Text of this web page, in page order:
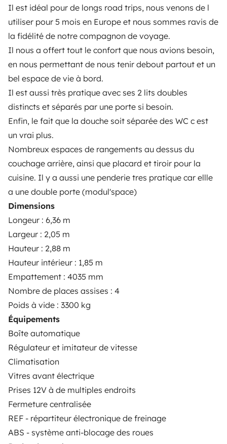
Il est idéal pour de longs road trips, nous venons de l
utiliser pour 5 mois en Europe et nous sommes ravis de
la fidélité de notre compagnon de voyage.
Il nous a offert tout le confort que nous avions besoin,
en nous permettant de nous tenir debout partout et un
bel espace de vie à bord.
Il est aussi très pratique avec ses 2 lits doubles
distincts et séparés par une porte si besoin.
Enfin, le fait que la douche soit séparée des WC c est
un vrai plus.
Nombreux espaces de rangements au dessus du
couchage arrière, ainsi que placard et tiroir pour la
cuisine. Il y a aussi une penderie tres pratique car ellle
a une double porte (modul'space)
Dimensions
Longeur : 6,36 m
Largeur : 2,05 m
Hauteur : 2,88 m
Hauteur intérieur : 1,85 m
Empattement : 4035 mm
Nombre de places assises : 4
Poids à vide : 3300 kg
Équipements
Boîte automatique
Régulateur et imitateur de vitesse
Climatisation
Vitres avant électrique
Prises 12V à de multiples endroits
Fermeture centralisée
REF - répartiteur électronique de freinage
ABS - système anti-blocage des roues
Furgão transformado
Grenoble
2 viajantes
5,0Best Owner
A partir de
Campervan
Grenoble
5 viajantes
A partir de
100 €/dia
A Yescapa é uma plataforma simples e segura de
aluguer de autocaravanas, furgões transformados e
campervans entre particulares. A página é o
intermediário de confiança e propõe uma solução
chave-na-mão para os alugueres de autocaravanas
em total liberdade e confiança.
4.22/5 de 544 comentários de utilizadores no Trusted
Shops
Instagram
X PinterestFacebook